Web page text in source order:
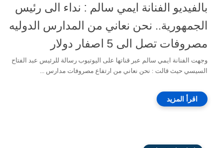
بالفيديو الفنانة ايمي سالم : نداء الى رئيس
الجمهورية.. نحن نعاني من المدارس الدوليه
مصروفات تصل الى 5 اصفار دولار
وجهت الفنانة ايمي سالم عبر قناتها على اليوتيوب رسالة للرئيس عبد الفتاح
السيسي حيث قالت : نحن نعاني من ارتفاع مصروفات مدارس ...